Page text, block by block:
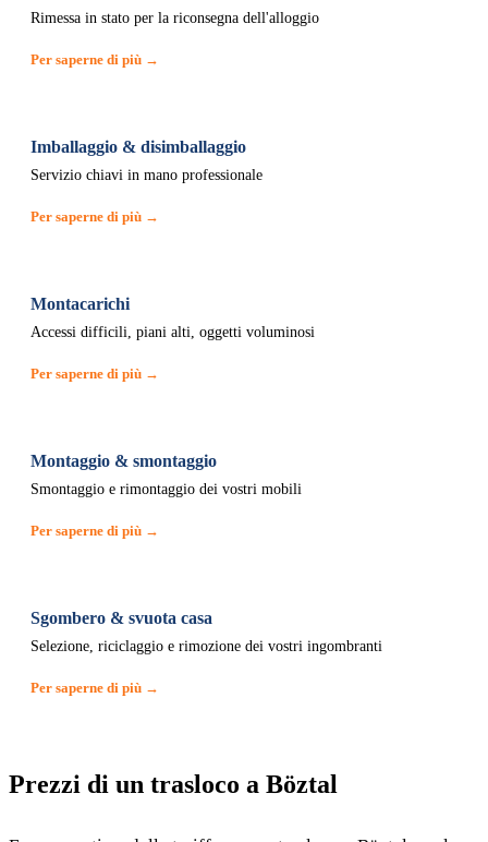
Rimessa in stato per la riconsegna dell'alloggio
Per saperne di più →
Imballaggio & disimballaggio
Servizio chiavi in mano professionale
Per saperne di più →
Montacarichi
Accessi difficili, piani alti, oggetti voluminosi
Per saperne di più →
Montaggio & smontaggio
Smontaggio e rimontaggio dei vostri mobili
Per saperne di più →
Sgombero & svuota casa
Selezione, riciclaggio e rimozione dei vostri ingombranti
Per saperne di più →
Prezzi di un trasloco a Böztal